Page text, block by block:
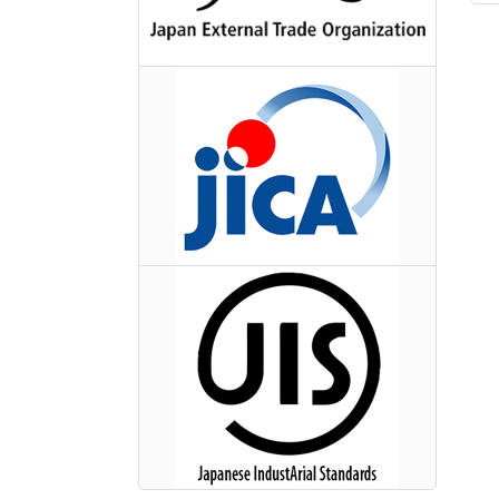
Kim thu sét cổ điển Nano Phước
Thành
Cọc tiếp địa mạ đồng Nano Phước
Thành